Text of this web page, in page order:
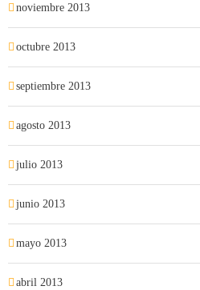
noviembre 2013
octubre 2013
septiembre 2013
agosto 2013
julio 2013
junio 2013
mayo 2013
abril 2013